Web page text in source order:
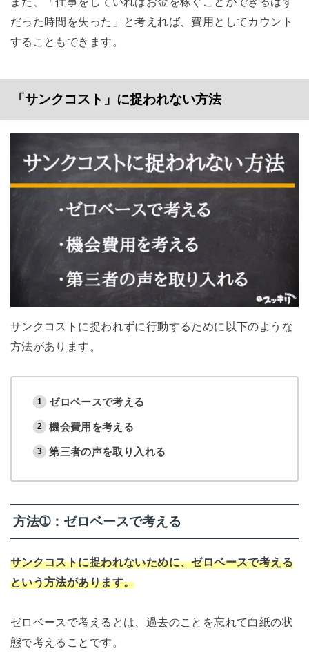
だった時間を失った」と考えれば、費用としてカウント
することもできます。
「サンクコスト」に捉われない方法
サンクコストに捉われずに行動するために以下のような
方法があります。
ゼロベースで考える
機会費用を考える
第三者の声を取り入れる
方法➀：ゼロベースで考える
サンクコストに捉われないために、ゼロベースで考える
という方法があります。
ゼロベースで考えるとは、過去のことを忘れて白紙の状
態で考えることです。